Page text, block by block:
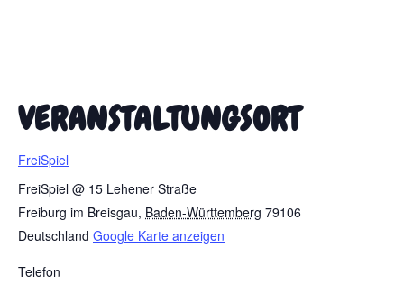
VERANSTALTUNGSORT
FreiSpiel
FreiSpiel @ 15 Lehener Straße
Freiburg im Breisgau, Baden-Württemberg 79106
Deutschland Google Karte anzeigen
Telefon